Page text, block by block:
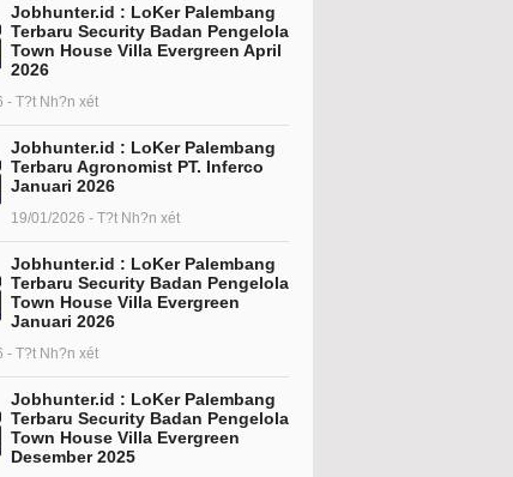
Jobhunter.id : LoKer Palembang
Terbaru Security Badan Pengelola
Town House Villa Evergreen April
2026
- T?t Nh?n xét
Jobhunter.id : LoKer Palembang
Terbaru Agronomist PT. Inferco
Januari 2026
19/01/2026 - T?t Nh?n xét
Jobhunter.id : LoKer Palembang
Terbaru Security Badan Pengelola
Town House Villa Evergreen
Januari 2026
- T?t Nh?n xét
Jobhunter.id : LoKer Palembang
Terbaru Security Badan Pengelola
Town House Villa Evergreen
Desember 2025